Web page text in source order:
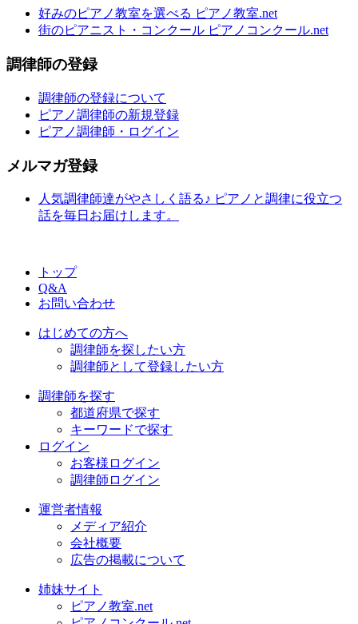
好みのピアノ教室を選べる ピアノ教室.net
街のピアニスト・コンクール ピアノコンクール.net
調律師の登録
調律師の登録について
ピアノ調律師の新規登録
ピアノ調律師・ログイン
メルマガ登録
人気調律師達がやさしく語る♪ ピアノと調律に役立つ
話を毎日お届けします。
トップ
Q&A
お問い合わせ
はじめての方へ
調律師を探したい方
調律師として登録したい方
調律師を探す
都道府県で探す
キーワードで探す
ログイン
お客様ログイン
調律師ログイン
運営者情報
メディア紹介
会社概要
広告の掲載について
姉妹サイト
ピアノ教室.net